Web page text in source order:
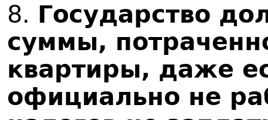
8. Государство
суммы,
квартиры, даже
официально не